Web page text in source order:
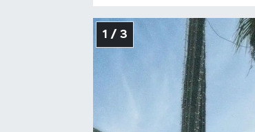
1 / 3